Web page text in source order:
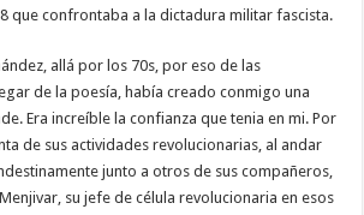
que confrontaba a la dictadura militar fascista.
allá por los 70s, por eso de las
de la poesía, había creado conmigo una
Era increíble la confianza que tenia en mi. Por
de sus actividades revolucionarias, al andar
junto a otros de sus compañeros,
su jefe de célula revolucionaria en esos